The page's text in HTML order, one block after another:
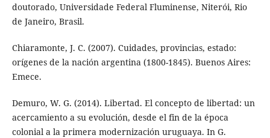
doutorado, Universidade Federal Fluminense, Niterói, Rio
de Janeiro, Brasil.
Chiaramonte, J. C. (2007). Cuidades, provincias, estado:
orígenes de la nación argentina (1800-1845). Buenos Aires:
Emece.
Demuro, W. G. (2014). Libertad. El concepto de libertad: un
acercamiento a su evolución, desde el fin de la época
colonial a la primera modernización uruguaya. In G.